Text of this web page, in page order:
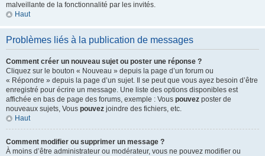
malveillante de la fonctionnalité par les invités.
Haut
Problèmes liés à la publication de messages
Comment créer un nouveau sujet ou poster une réponse ?
Cliquez sur le bouton « Nouveau » depuis la page d’un forum ou
« Répondre » depuis la page d’un sujet. Il se peut que vous ayez besoin d’être
enregistré pour écrire un message. Une liste des options disponibles est
affichée en bas de page des forums, exemple : Vous pouvez poster de
nouveaux sujets, Vous pouvez joindre des fichiers, etc.
Haut
Comment modifier ou supprimer un message ?
À moins d’être administrateur ou modérateur, vous ne pouvez modifier ou